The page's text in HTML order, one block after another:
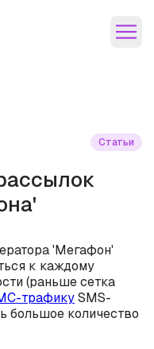
Статьи
'Мегафон'
к каждому
(раньше сетка
трафикуSMS-
большое количество